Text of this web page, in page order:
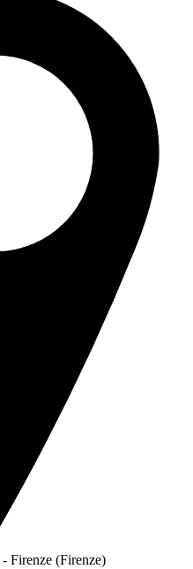
- Firenze (Firenze)